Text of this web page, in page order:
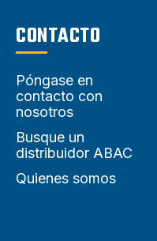
CONTACTO
Póngase en
contacto con
nosotros
Busque un
distribuidor ABAC
Quienes somos